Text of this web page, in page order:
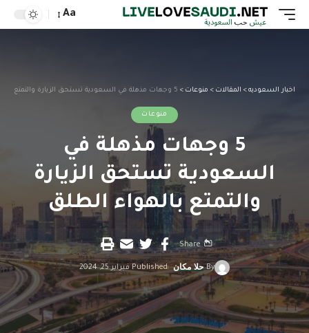
Aa
اخبار السعوديه> المقالات > منوعات > 5 وجهات مذهلة في السعودية تستحق الزيارة والتمتع بالهواء الطلق
منوعات
5 وجهات مذهلة في
السعودية تستحق الزيارة
والتمتع بالهواء الطلق
By حلا مكان Published فبراير 25, 2024
Share